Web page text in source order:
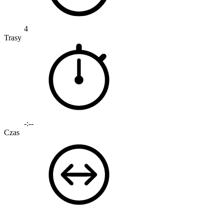
4
Trasy
-:--
Czas